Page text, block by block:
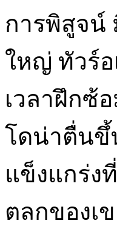
การพิสูจน์
ใหญ่ ทัวร์
เวลาฝึกซ้
โดน่าตื่นขึ้
แข็งแกร่ง
ตลกของเ